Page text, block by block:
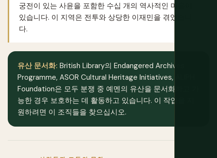
궁전이 있는 사윤을 포함한 수십 개의 역사적인 마을이
있습니다. 이 지역은 전투와 상당한 이재민을 겪었습니
다.
유산 문서화: British Library의 Endangered Archives
Programme, ASOR Cultural Heritage Initiatives, ALIPH
Foundation은 모두 분쟁 중 예멘의 유산을 문서화하고 가
능한 경우 보호하는 데 활동하고 있습니다. 이 작업을 지
원하려면 이 조직들을 찾으십시오.